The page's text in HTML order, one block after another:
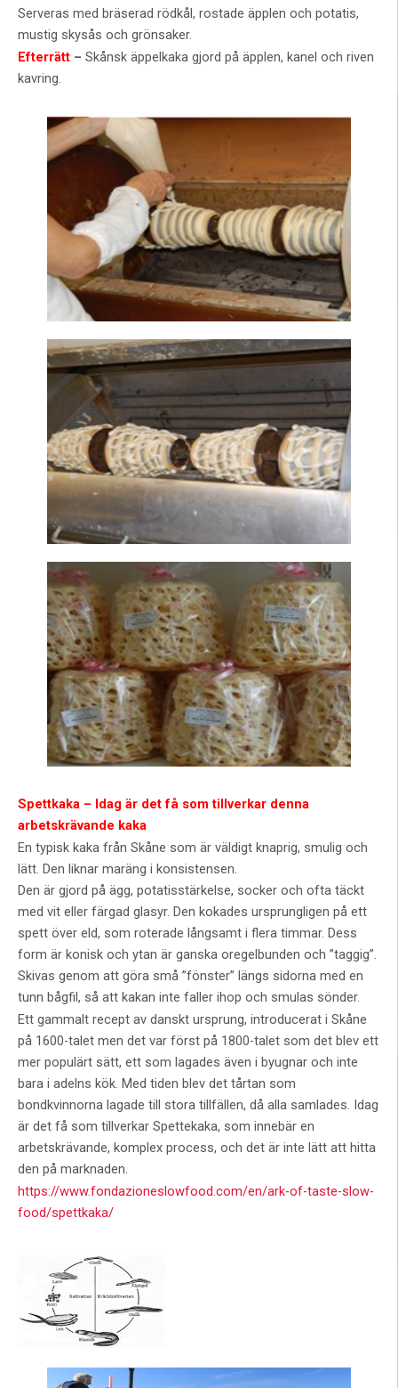
Serveras med bräserad rödkål, rostade äpplen och potatis,
mustig skysås och grönsaker.
Efterrätt – Skånsk äppelkaka gjord på äpplen, kanel och riven
kavring.
Spettkaka – Idag är det få som tillverkar denna
arbetskrävande kaka
En typisk kaka från Skåne som är väldigt knaprig, smulig och
lätt. Den liknar maräng i konsistensen.
Den är gjord på ägg, potatisstärkelse, socker och ofta täckt
med vit eller färgad glasyr. Den kokades ursprungligen på ett
spett över eld, som roterade långsamt i flera timmar. Dess
form är konisk och ytan är ganska oregelbunden och ”taggig”.
Skivas genom att göra små ”fönster” längs sidorna med en
tunn bågfil, så att kakan inte faller ihop och smulas sönder.
Ett gammalt recept av danskt ursprung, introducerat i Skåne
på 1600-talet men det var först på 1800-talet som det blev ett
mer populärt sätt, ett som lagades även i byugnar och inte
bara i adelns kök. Med tiden blev det tårtan som
bondkvinnorna lagade till stora tillfällen, då alla samlades. Idag
är det få som tillverkar Spettekaka, som innebär en
arbetskrävande, komplex process, och det är inte lätt att hitta
den på marknaden.
https://www.fondazioneslowfood.com/en/ark-of-taste-slow-
food/spettkaka/